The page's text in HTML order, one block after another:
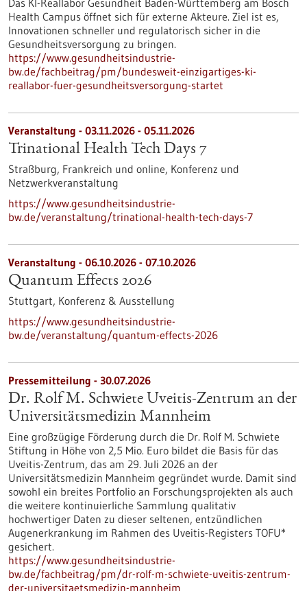
Das KI-Reallabor Gesundheit Baden-Württemberg am Bosch
Health Campus öffnet sich für externe Akteure. Ziel ist es,
Innovationen schneller und regulatorisch sicher in die
Gesundheitsversorgung zu bringen.
https://www.gesundheitsindustrie-
bw.de/fachbeitrag/pm/bundesweit-einzigartiges-ki-
reallabor-fuer-gesundheitsversorgung-startet
Veranstaltung - 03.11.2026 - 05.11.2026
Trinational Health Tech Days 7
Straßburg, Frankreich und online, Konferenz und
Netzwerkveranstaltung
https://www.gesundheitsindustrie-
bw.de/veranstaltung/trinational-health-tech-days-7
Veranstaltung - 06.10.2026 - 07.10.2026
Quantum Effects 2026
Stuttgart, Konferenz & Ausstellung
https://www.gesundheitsindustrie-
bw.de/veranstaltung/quantum-effects-2026
Pressemitteilung - 30.07.2026
Dr. Rolf M. Schwiete Uveitis-Zentrum an der
Universitätsmedizin Mannheim
Eine großzügige Förderung durch die Dr. Rolf M. Schwiete
Stiftung in Höhe von 2,5 Mio. Euro bildet die Basis für das
Uveitis-Zentrum, das am 29. Juli 2026 an der
Universitätsmedizin Mannheim gegründet wurde. Damit sind
sowohl ein breites Portfolio an Forschungsprojekten als auch
die weitere kontinuierliche Sammlung qualitativ
hochwertiger Daten zu dieser seltenen, entzündlichen
Augenerkrankung im Rahmen des Uveitis-Registers TOFU*
gesichert.
https://www.gesundheitsindustrie-
bw.de/fachbeitrag/pm/dr-rolf-m-schwiete-uveitis-zentrum-
der-universitaetsmedizin-mannheim